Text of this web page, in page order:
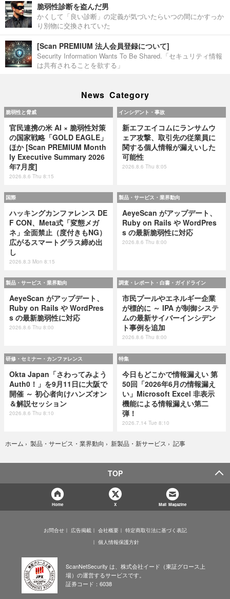
脆弱性診断を盗んだ男
かくして「良い診断」の定義が気づいたらいつの間にかすっか
り別物に交換されていた
[Scan PREMIUM 法人会員登録について]
Security Information Wants To Be Shared.「セキュリティ情報
は共有されることを欲する」
News Category
脆弱性と脅威
官民連携の米 AI × 脆弱性対策
の国家戦略「GOLD EAGLE」
ほか [Scan PREMIUM Month
ly Executive Summary 2026
年7月度]
2026.8.6 Thu 8:15
インシデント・事故
新エフエイコムにランサムウ
ェア攻撃、取引先の従業員に
関する個人情報が漏えいした
可能性
2026.8.6 Thu 8:05
国際
ハッキングカンファレンス DE
F CON、Meta式「変態メガ
ネ」全面禁止（度付きもNG）
広がるスマートグラス締め出
し
2026.8.3 Mon 8:15
製品・サービス・業界動向
AeyeScan がアップデート、
Ruby on Rails や WordPres
s の最新脆弱性に対応
2026.8.6 Thu 8:00
製品・サービス・業界動向
AeyeScan がアップデート、
Ruby on Rails や WordPres
s の最新脆弱性に対応
2026.8.6 Thu 8:00
調査・レポート・白書・ガイドライン
市民プールやエネルギー企業
が標的に ～ IPA が制御システ
ムの最新サイバーインシデン
ト事例を追加
2026.8.6 Thu 8:00
研修・セミナー・カンファレンス
Okta Japan「さわってみよう
Auth0！」を9月11日に大阪で
開催 ～ 初心者向けハンズオン
＆解説セッション
2026.8.6 Thu 8:10
特集
今日もどこかで情報漏えい 第
50回「2026年6月の情報漏え
い」Microsoft Excel 非表示
機能による情報漏えい第二
弾！
2026.7.14 Tue 8:10
ホーム › 製品・サービス・業界動向 › 新製品・新サービス › 記事
TOP
Home X Mail Magazine
お問合せ 広告掲載 会社概要
特定商取引法に基づく表記
個人情報保護方針
ScanNetSecurity は、株式会社イード（東証グロース上
場）の運営するサービスです。
証券コード：6038